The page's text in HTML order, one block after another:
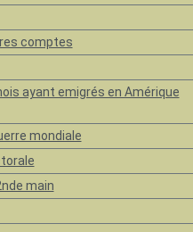
comptes
ayant emigrés en Amérique
mondiale
main